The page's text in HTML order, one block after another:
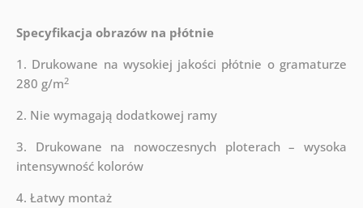
Specyfikacja obrazów na płótnie
1. Drukowane na wysokiej jakości płótnie o gramaturze
280 g/m2
2. Nie wymagają dodatkowej ramy
3. Drukowane na nowoczesnych ploterach – wysoka
intensywność kolorów
4. Łatwy montaż